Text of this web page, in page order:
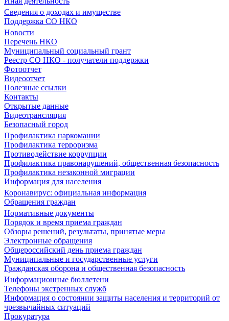
Сведения о доходах и имуществе
Поддержка СО НКО
Новости
Перечень НКО
Муниципальный социальный грант
Реестр СО НКО - получатели поддержки
Фотоотчет
Видеоотчет
Полезные ссылки
Контакты
Открытые данные
Видеотрансляция
Безопасный город
Профилактика наркомании
Профилактика терроризма
Противодействие коррупции
Профилактика правонарушений, общественная безопасность
Профилактика незаконной миграции
Информация для населения
Коронавирус: официальная информация
Обращения граждан
Нормативные документы
Порядок и время приема граждан
Обзоры решений, результаты, принятые меры
Электронные обращения
Общероссийский день приема граждан
Муниципальные и государственные услуги
Гражданская оборона и общественная безопасность
Информационные бюллетени
Телефоны экстренных служб
Информация о состоянии защиты населения и территорий от
чрезвычайных ситуаций
Прокуратура